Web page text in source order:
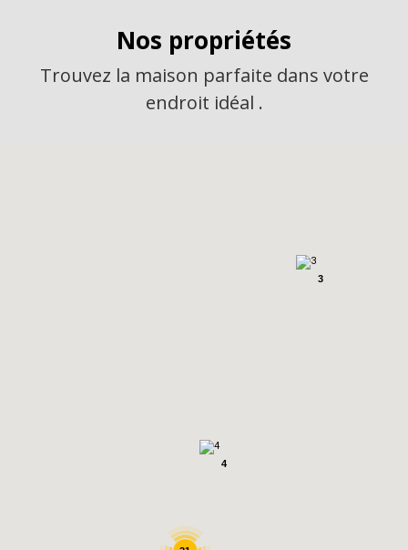
Nos propriétés
Trouvez la maison parfaite dans votre
endroit idéal .
3
4